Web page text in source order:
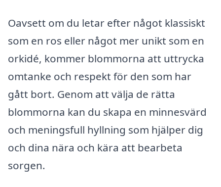
Oavsett om du letar efter något klassiskt
som en ros eller något mer unikt som en
orkidé, kommer blommorna att uttrycka
omtanke och respekt för den som har
gått bort. Genom att välja de rätta
blommorna kan du skapa en minnesvärd
och meningsfull hyllning som hjälper dig
och dina nära och kära att bearbeta
sorgen.